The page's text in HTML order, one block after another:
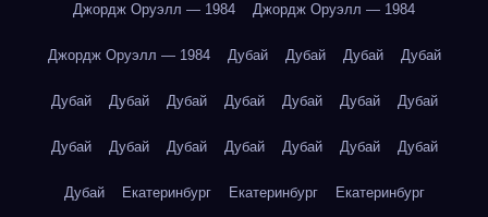
Джордж Оруэлл — 1984 Джордж Оруэлл — 1984
Джордж Оруэлл — 1984 Дубай Дубай Дубай Дубай
Дубай Дубай Дубай Дубай Дубай Дубай Дубай
Дубай Дубай Дубай Дубай Дубай Дубай Дубай
Дубай Екатеринбург Екатеринбург Екатеринбург